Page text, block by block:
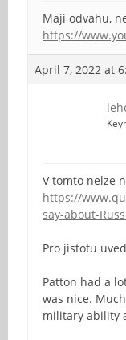
Maji odvahu,
https://
April 7, 2022 at
V tomto nelze
https://
say-about-
Pro jistotu
Patton had a
was nice.
military ability